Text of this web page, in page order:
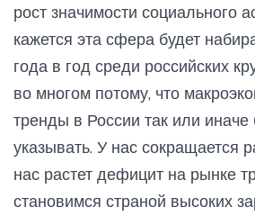
рост значимости социального
кажется эта сфера будет
года в год среди российских
во многом потому, что
тренды в России так или иначе
указывать. У нас сокращается
нас растет дефицит на рынке
становимся страной высоких